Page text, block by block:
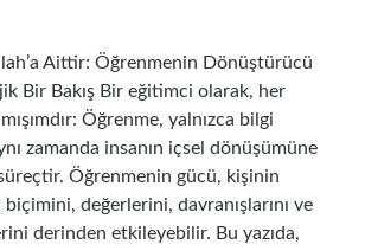
Aittir: Öğrenmenin Dönüştürücü
Bir Bakış Bir eğitimci olarak, her
Öğrenme, yalnızca bilgi
zamanda insanın içsel dönüşümüne
Öğrenmenin gücü, kişinin
biçimini, değerlerini, davranışlarını ve
derinden etkileyebilir. Bu yazıda,